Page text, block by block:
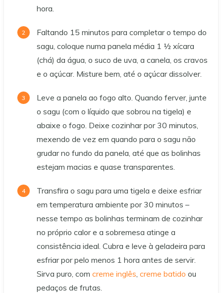
hora.
Faltando 15 minutos para completar o tempo do
sagu, coloque numa panela média 1 ½ xícara
(chá) da água, o suco de uva, a canela, os cravos
e o açúcar. Misture bem, até o açúcar dissolver.
Leve a panela ao fogo alto. Quando ferver, junte
o sagu (com o líquido que sobrou na tigela) e
abaixe o fogo. Deixe cozinhar por 30 minutos,
mexendo de vez em quando para o sagu não
grudar no fundo da panela, até que as bolinhas
estejam macias e quase transparentes.
Transfira o sagu para uma tigela e deixe esfriar
em temperatura ambiente por 30 minutos –
nesse tempo as bolinhas terminam de cozinhar
no próprio calor e a sobremesa atinge a
consistência ideal. Cubra e leve à geladeira para
esfriar por pelo menos 1 hora antes de servir.
Sirva puro, com creme inglês creme batido ou
pedaços de frutas.